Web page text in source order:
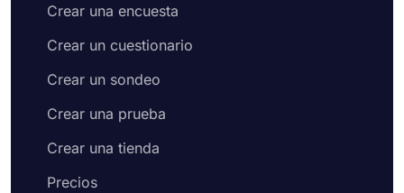
Crear una encuesta
Crear un cuestionario
Crear un sondeo
Crear una prueba
Crear una tienda
Precios